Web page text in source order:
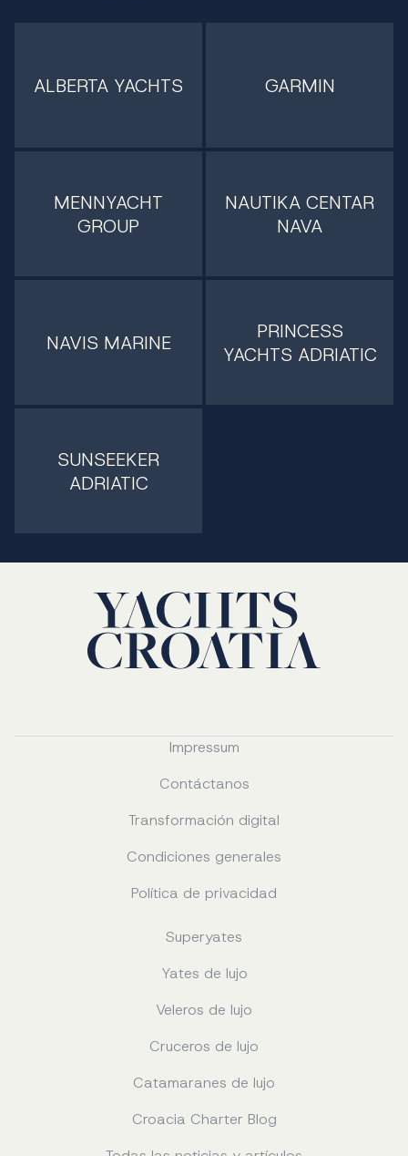
ALBERTA YACHTS GARMIN
MENNYACHT
GROUP
NAUTIKA CENTAR
NAVA
NAVIS MARINE
PRINCESS
YACHTS ADRIATIC
SUNSEEKER
ADRIATIC
Impressum
Contáctanos
Transformación digital
Condiciones generales
Política de privacidad
Superyates
Yates de lujo
Veleros de lujo
Cruceros de lujo
Catamaranes de lujo
Croacia Charter Blog